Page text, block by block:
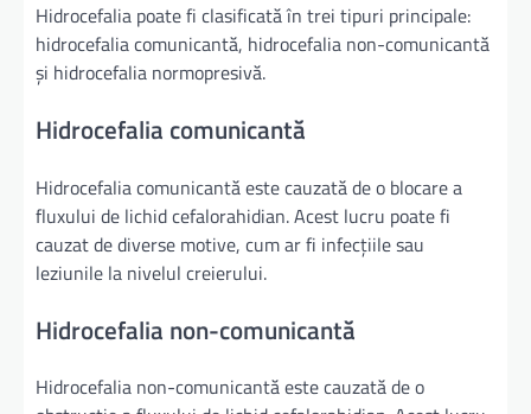
Hidrocefalia poate fi clasificată în trei tipuri principale:
hidrocefalia comunicantă, hidrocefalia non-comunicantă
și hidrocefalia normopresivă.
Hidrocefalia comunicantă
Hidrocefalia comunicantă este cauzată de o blocare a
fluxului de lichid cefalorahidian. Acest lucru poate fi
cauzat de diverse motive, cum ar fi infecțiile sau
leziunile la nivelul creierului.
Hidrocefalia non-comunicantă
Hidrocefalia non-comunicantă este cauzată de o